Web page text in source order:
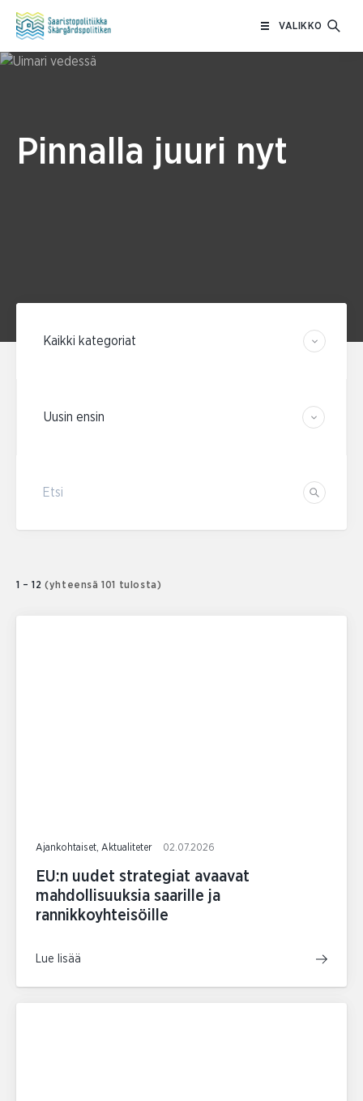
VALIKKO
Pinnalla juuri nyt
Etsi
1 – 12 (yhteensä 101 tulosta)
Ajankohtaiset, Aktualiteter 02.07.2026
EU:n uudet strategiat avaavat
mahdollisuuksia saarille ja
rannikkoyhteisöille
Lue lisää